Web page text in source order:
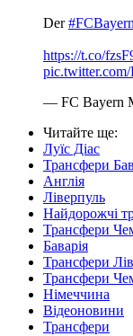
Der#FCBayern
https://t.co/
— FC Bayern
Читайте ще:
Луїс Діас
Трансфери
Англія
Ліверпуль
Найдорожчі
Трансфери
Баварія
Трансфери
Трансфери
Німеччина
Відеоновини
Трансфери